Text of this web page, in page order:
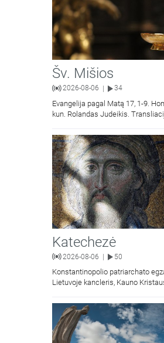
Šv. Mišios
2026-08-06 34
Evangelija pagal Matą 17, 1-9.
kun. Rolandas Judeikis.
Katechezė
2026-08-06 50
Konstantinopolio patriarchato
Lietuvoje kancleris, Kauno
kunigas Vitalijus Mockus
Kristaus Atsimainymo šventę.